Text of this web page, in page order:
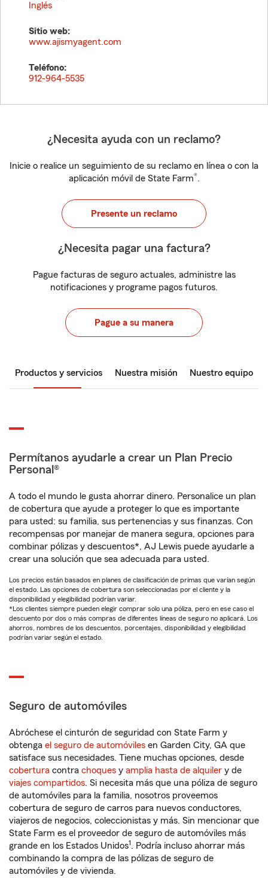
Inglés
Sitio web:
www.ajismyagent.com
Teléfono:
912-964-5535
¿Necesita ayuda con un reclamo?
Inicie o realice un seguimiento de su reclamo en línea o con la
aplicación móvil de State Farm®.
Presente un reclamo
¿Necesita pagar una factura?
Pague facturas de seguro actuales, administre las
notificaciones y programe pagos futuros.
Pague a su manera
Productos y servicios Nuestra misión Nuestro equipo
Permítanos ayudarle a crear un Plan Precio
Personal®
A todo el mundo le gusta ahorrar dinero. Personalice un plan
de cobertura que ayude a proteger lo que es importante
para usted: su familia, sus pertenencias y sus finanzas. Con
recompensas por manejar de manera segura, opciones para
combinar pólizas y descuentos*, AJ Lewis puede ayudarle a
crear una solución que sea adecuada para usted.
Los precios están basados en planes de clasificación de primas que varían según
el estado. Las opciones de cobertura son seleccionadas por el cliente y la
disponibilidad y elegibilidad podrían variar.
*Los clientes siempre pueden elegir comprar solo una póliza, pero en ese caso el
descuento por dos o más compras de diferentes líneas de seguro no aplicará. Los
ahorros, nombres de los descuentos, porcentajes, disponibilidad y elegibilidad
podrían variar según el estado.
Seguro de automóviles
Abróchese el cinturón de seguridad con State Farm y
obtenga el seguro de automóviles en Garden City, GA que
satisface sus necesidades. Tiene muchas opciones, desde
cobertura contra choques y amplia hasta de alquiler y de
viajes compartidos. Si necesita más que una póliza de seguro
de automóviles para la familia, nosotros proveemos
cobertura de seguro de carros para nuevos conductores,
viajeros de negocios, coleccionistas y más. Sin mencionar que
State Farm es el proveedor de seguro de automóviles más
grande en los Estados Unidos1. Podría incluso ahorrar más
combinando la compra de las pólizas de seguro de
automóviles y de vivienda.